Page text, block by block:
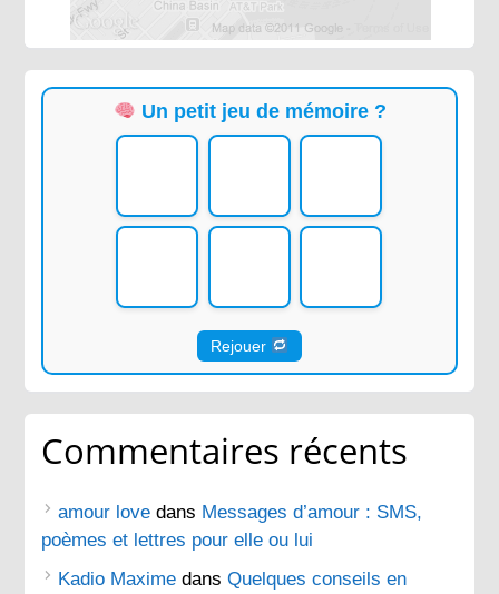
Un petit jeu de mémoire ?
Rejouer
Commentaires récents
amour love dans Messages d’amour : SMS,
poèmes et lettres pour elle ou lui
Kadio Maxime dansQuelques conseils en